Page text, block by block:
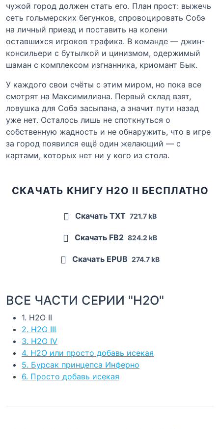
чужой город должен стать его. План прост: выжечь
сеть гольмерских бегунков, спровоцировать Собэ
на личный приезд и поставить на колени
оставшихся игроков трафика. В команде — джин-
консильери с бутылкой и цинизмом, одержимый
шаман с комплексом изгнанника, криомант Бык.
У каждого свои счёты с этим миром, но пока все
смотрят на Максимилиана. Первый склад взят,
ловушка для Собэ засыпана, а значит пути назад
уже нет. Осталось лишь не споткнуться о
собственную жадность и не обнаружить, что в игре
за город появился ещё один желающий — с
картами, которых нет ни у кого из стола.
СКАЧАТЬ КНИГУ H2O II БЕСПЛАТНО
Скачать TXT 721.7 kB
Скачать FB2 824.2 kB
Скачать EPUB 274.7 kB
ВСЕ ЧАСТИ СЕРИИ "H2O"
1. H2O II
2. H2O III
3. H2O IV
4. H2O или просто добавь исекая
5. Бурсак принцепса Инферно
6. Просто добавь исекая